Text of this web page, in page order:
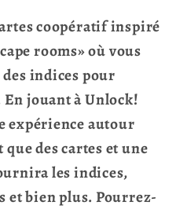
coopératif inspiré
rooms» où vous
indices pour
jouant à Unlock!
expérience autour
des cartes et une
les indices,
et bien plus. Pourrez-